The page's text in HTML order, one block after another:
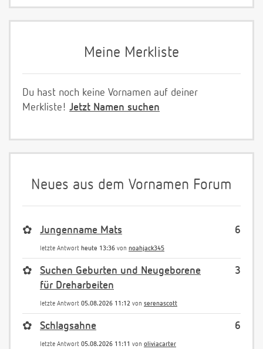
Meine Merkliste
Du hast noch keine Vornamen auf deiner
Merkliste! Jetzt Namen suchen
Neues aus dem Vornamen Forum
6
✿ Jungenname Mats
letzte Antwort heute 13:36 von noahjack345
3
✿
Suchen Geburten und Neugeborene
für Dreharbeiten
letzte Antwort 05.08.2026 11:12 von serenascott
6
✿ Schlagsahne
letzte Antwort 05.08.2026 11:11 von oliviacarter